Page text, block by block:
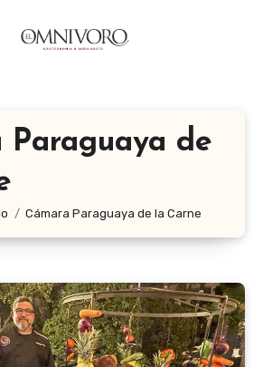
Paraguaya de
Cámara Paraguaya de la Carne